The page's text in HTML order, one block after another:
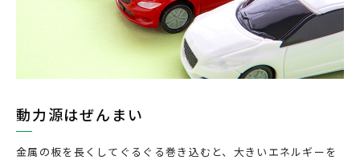
動力源はぜんまい
金属の板を長くしてぐるぐる巻き込むと、大きいエネルギーを